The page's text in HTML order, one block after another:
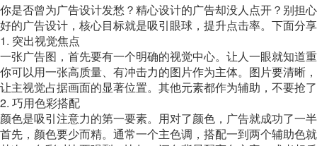
你是否曾为广告设计发愁？精心设计的广告却没人点开？别担
好的广告设计，核心目标就是吸引眼球，提升点击率。下面分
1. 突出视觉焦点
一张广告图，首先要有一个明确的视觉中心。让人一眼就知道
你可以用一张高质量、有冲击力的图片作为主体。图片要清晰
让主视觉占据画面的显著位置。其他元素都作为辅助，不要抢
2. 巧用色彩搭配
颜色是吸引注意力的第一要素。用对了颜色，广告就成功了一
首先，颜色要少而精。通常一个主色调，搭配一到两个辅助色